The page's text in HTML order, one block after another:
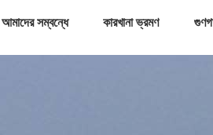
আমাদের সম্বন্ধে কারখানা ভ্রমণ